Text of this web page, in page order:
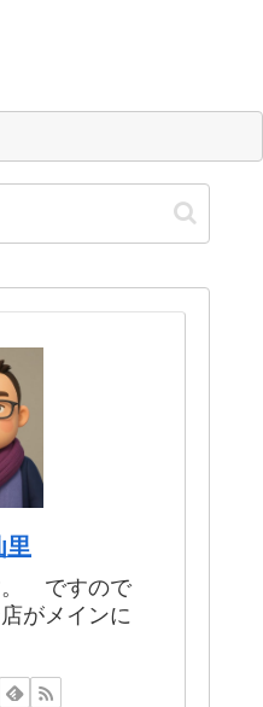
里
。 ですので
がメインに